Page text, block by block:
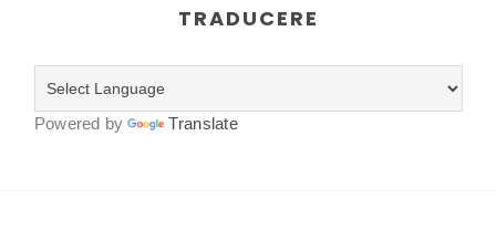
TRADUCERE
Powered by Translate